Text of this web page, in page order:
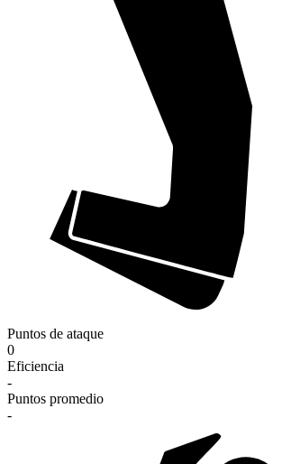
Puntos de ataque
0
Eficiencia
-
Puntos promedio
-